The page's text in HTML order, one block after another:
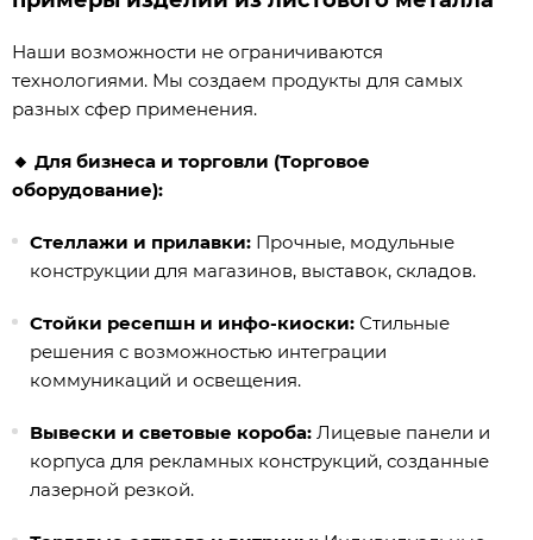
Наши возможности не ограничиваются
технологиями. Мы создаем продукты для самых
разных сфер применения.
🔸 Для бизнеса и торговли (Торговое
оборудование):
Стеллажи и прилавки: Прочные, модульные
конструкции для магазинов, выставок, складов.
Стойки ресепшн и инфо-киоски: Стильные
решения с возможностью интеграции
коммуникаций и освещения.
Вывески и световые короба: Лицевые панели и
корпуса для рекламных конструкций, созданные
лазерной резкой.